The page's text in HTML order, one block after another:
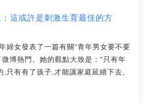
這或許是刺激生育最佳的方
婦女發表了一篇有關“青年男女要不要
博熱門。她的觀點大致是：“只有年
,只有有了孩子,才能讓家庭延續下去,